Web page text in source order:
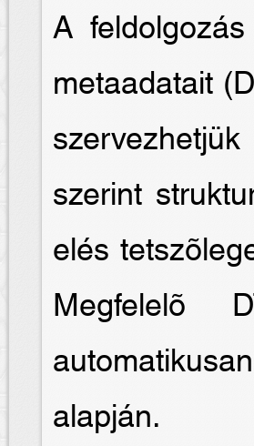
A
metaadatait
szerint
elés
Megfelelõ
alapján.